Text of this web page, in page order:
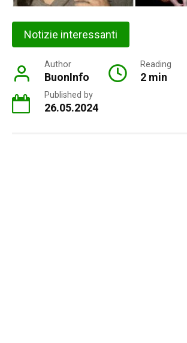
Notizie interessanti
Author
BuonInfo
Reading
2 min
Published by
26.05.2024